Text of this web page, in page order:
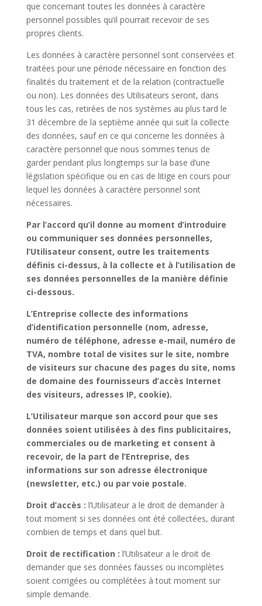
que concernant toutes les données à caractère
personnel possibles qu’il pourrait recevoir de ses
propres clients.
Les données à caractère personnel sont conservées et
traitées pour une période nécessaire en fonction des
finalités du traitement et de la relation (contractuelle
ou non). Les données des Utilisateurs seront, dans
tous les cas, retirées de nos systèmes au plus tard le
31 décembre de la septième année qui suit la collecte
des données, sauf en ce qui concerne les données à
caractère personnel que nous sommes tenus de
garder pendant plus longtemps sur la base d’une
législation spécifique ou en cas de litige en cours pour
lequel les données à caractère personnel sont
nécessaires.
Par l’accord qu’il donne au moment d’introduire
ou communiquer ses données personnelles,
l’Utilisateur consent, outre les traitements
définis ci-dessus, à la collecte et à l’utilisation de
ses données personnelles de la manière définie
ci-dessous.
L’Entreprise collecte des informations
d’identification personnelle (nom, adresse,
numéro de téléphone, adresse e-mail, numéro de
TVA, nombre total de visites sur le site, nombre
de visiteurs sur chacune des pages du site, noms
de domaine des fournisseurs d’accès Internet
des visiteurs, adresses IP, cookie).
L’Utilisateur marque son accord pour que ses
données soient utilisées à des fins publicitaires,
commerciales ou de marketing et consent à
recevoir, de la part de l’Entreprise, des
informations sur son adresse électronique
(newsletter, etc.) ou par voie postale.
Droit d’accès : l’Utilisateur a le droit de demander à
tout moment si ses données ont été collectées, durant
combien de temps et dans quel but.
Droit de rectification : l’Utilisateur a le droit de
demander que ses données fausses ou incomplètes
soient corrigées ou complétées à tout moment sur
simple demande.